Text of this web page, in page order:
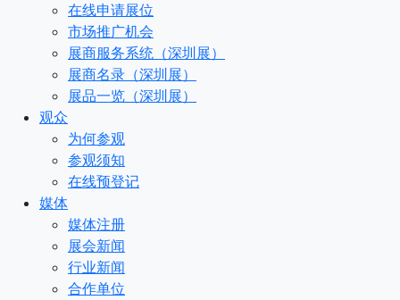
在线申请展位
市场推广机会
展商服务系统（深圳展）
展商名录（深圳展）
展品一览（深圳展）
观众
为何参观
参观须知
在线预登记
媒体
媒体注册
展会新闻
行业新闻
合作单位